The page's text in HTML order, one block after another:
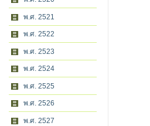
พ.ศ. 2521
พ.ศ. 2522
พ.ศ. 2523
พ.ศ. 2524
พ.ศ. 2525
พ.ศ. 2526
พ.ศ. 2527